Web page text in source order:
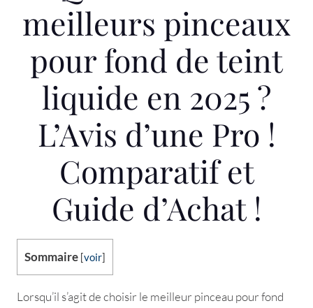
meilleurs pinceaux
pour fond de teint
liquide en 2025 ?
L’Avis d’une Pro !
Comparatif et
Guide d’Achat !
Sommaire [voir]
Lorsqu’il s’agit de choisir le meilleur pinceau pour fond